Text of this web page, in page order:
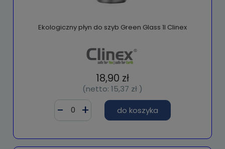
Ekologiczny płyn do szyb Green Glass 1l Clinex
18,90 zł
(netto: 15,37 zł )
do koszyka